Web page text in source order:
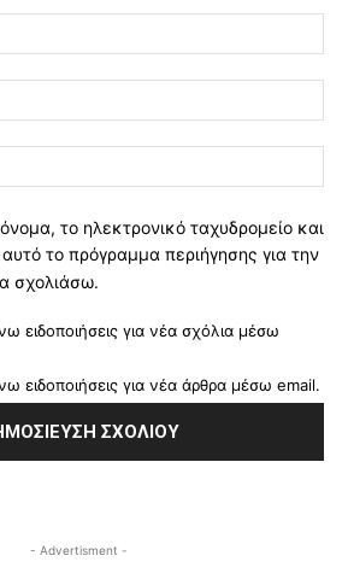
το ηλεκτρονικό ταχυδρομείο και
το πρόγραμμα περιήγησης για την
σχολιάσω.
ειδοποιήσεις για νέα σχόλια μέσω
ειδοποιήσεις για νέα άρθρα μέσω email.
- Advertisment -